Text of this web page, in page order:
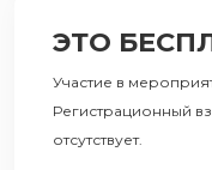
ЭТО
Участие в
Регистрационный
отсутствует.